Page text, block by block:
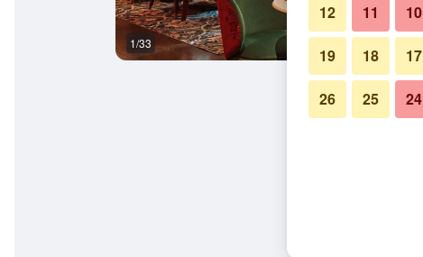
1/33
10
11
12
17
18
19
24
25
26